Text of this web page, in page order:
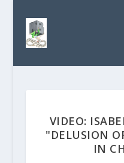
VIDEO:
"DELUSION
IN